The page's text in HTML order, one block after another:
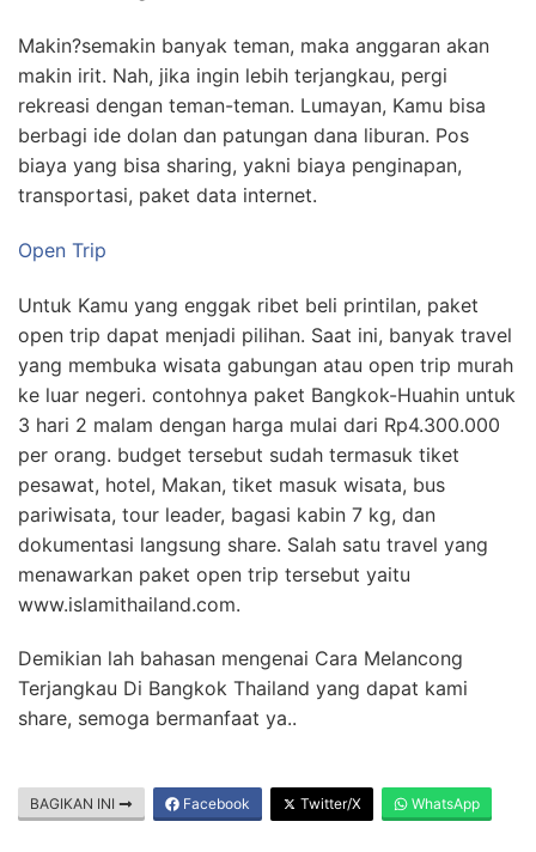
Makin?semakin banyak teman, maka anggaran akan
makin irit. Nah, jika ingin lebih terjangkau, pergi
rekreasi dengan teman-teman. Lumayan, Kamu bisa
berbagi ide dolan dan patungan dana liburan. Pos
biaya yang bisa sharing, yakni biaya penginapan,
transportasi, paket data internet.
Open Trip
Untuk Kamu yang enggak ribet beli printilan, paket
open trip dapat menjadi pilihan. Saat ini, banyak travel
yang membuka wisata gabungan atau open trip murah
ke luar negeri. contohnya paket Bangkok-Huahin untuk
3 hari 2 malam dengan harga mulai dari Rp4.300.000
per orang. budget tersebut sudah termasuk tiket
pesawat, hotel, Makan, tiket masuk wisata, bus
pariwisata, tour leader, bagasi kabin 7 kg, dan
dokumentasi langsung share. Salah satu travel yang
menawarkan paket open trip tersebut yaitu
www.islamithailand.com.
Demikian lah bahasan mengenai Cara Melancong
Terjangkau Di Bangkok Thailand yang dapat kami
share, semoga bermanfaat ya..
BAGIKAN INI Facebook Twitter/X WhatsApp